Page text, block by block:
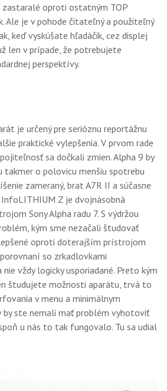
oproti ostatným TOP
Ale je v pohode čitateľný a použiteľný
keď vyskúšate hľadáčik, cez displej
len v prípade, že potrebujete
perspektívy.
je určený pre serióznu reportážnu
praktické vylepšenia. V prvom rade
sa dočkali zmien. Alpha 9 by
takmer o polovicu menšiu spotrebu
zameraný, brat A7R II a súčasne
Z je dvojnásobná
Sony Alpha radu 7. S výdržou
kým sme nezačali študovať
oproti doterajším prístrojom
so zrkadlovkami
vždy logicky usporiadané. Preto kým
študujete možnosti aparátu, trvá to
v menu a minimálnym
by ste nemali mať problém vyhotoviť
u nás to tak fungovalo. Tu sa udial